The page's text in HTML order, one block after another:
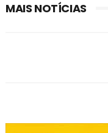
MAIS NOTÍCIAS